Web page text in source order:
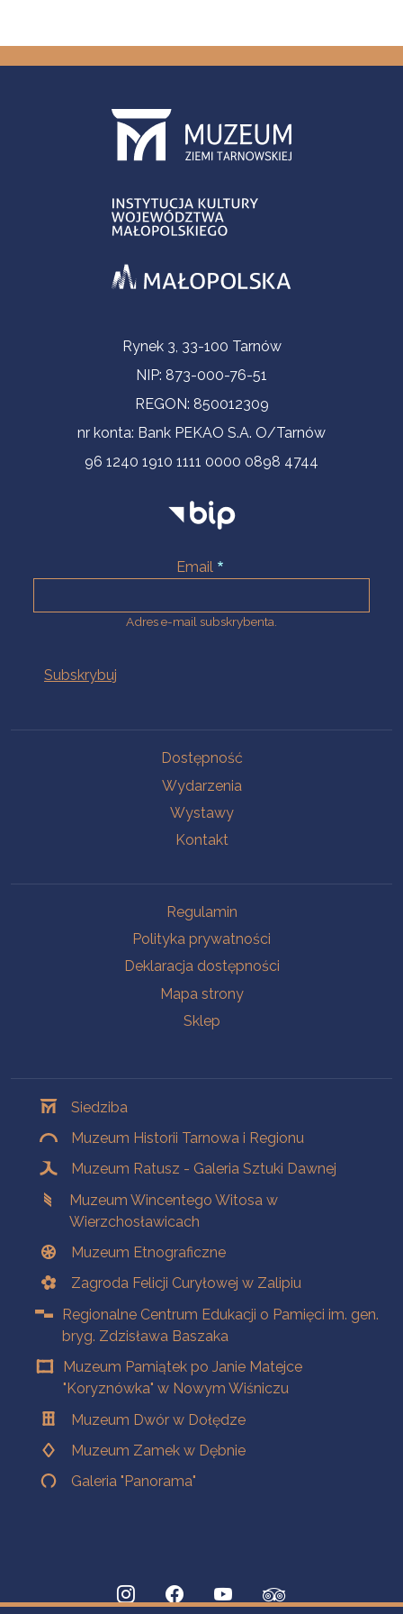
Informacje kontaktoweRynek 3, 33-100 Tarnów
NIP: 873-000-76-51
REGON: 850012309
nr konta: Bank PEKAO S.A. O/Tarnów
96 1240 1910 1111 0000 0898 4744
Email
Adres e-mail subskrybenta.
Dostępność
Wydarzenia
Wystawy
Kontakt
Regulamin
Polityka prywatności
Deklaracja dostępności
Mapa strony
Sklep
Siedziba
Muzeum Historii Tarnowa i Regionu
Muzeum Ratusz - Galeria Sztuki Dawnej
Muzeum Wincentego Witosa w
Wierzchosławicach
Muzeum Etnograficzne
Zagroda Felicji Curyłowej w Zalipiu
Regionalne Centrum Edukacji o Pamięci im. gen.
bryg. Zdzisława Baszaka
Muzeum Pamiątek po Janie Matejce
"Koryznówka" w Nowym Wiśniczu
Muzeum Dwór w Dołędze
Muzeum Zamek w Dębnie
Galeria "Panorama"